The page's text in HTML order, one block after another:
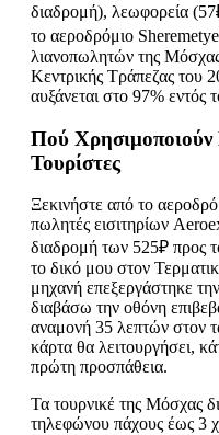
διαδρομή), λεωφορεία
το αεροδρόμιο
λιανοπωλητών της
Κεντρικής Τράπεζας του
αυξάνεται στο 97% εντός
Πού
Τουρίστες
Ξεκινήστε από το
πωλητές εισιτηρίων
διαδρομή των 525₽ προς
το δικό μου στον
μηχανή επεξεργάστηκε
διαβάσω την οθόνη
αναμονή 35 λεπτών στον
κάρτα θα λειτουργήσει,
πρώτη προσπάθεια.
Τα τουρνικέ της Μόσχας
τηλεφώνου πάχους έως 3